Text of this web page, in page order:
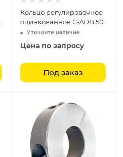
Кольцо регулировочное
оцинкованное C-ADB 50
Уточните наличие
Цена по запросу
Под заказ